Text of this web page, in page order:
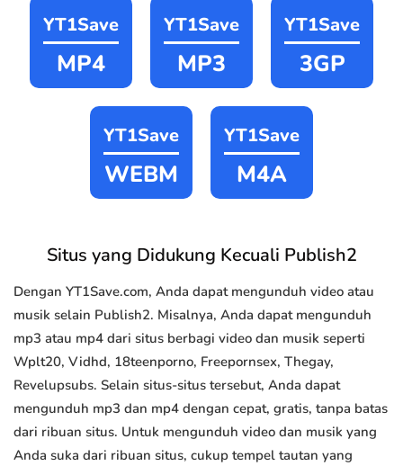
YT1Save
MP4
YT1Save
MP3
YT1Save
3GP
YT1Save
WEBM
YT1Save
M4A
Situs yang Didukung Kecuali Publish2
Dengan YT1Save.com, Anda dapat mengunduh video atau
musik selain Publish2. Misalnya, Anda dapat mengunduh
mp3 atau mp4 dari situs berbagi video dan musik seperti
Wplt20, Vidhd, 18teenporno, Freepornsex, Thegay,
Revelupsubs. Selain situs-situs tersebut, Anda dapat
mengunduh mp3 dan mp4 dengan cepat, gratis, tanpa batas
dari ribuan situs. Untuk mengunduh video dan musik yang
Anda suka dari ribuan situs, cukup tempel tautan yang